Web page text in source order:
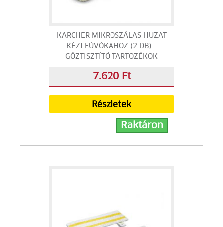
KÄRCHER MIKROSZÁLAS HUZAT
KÉZI FÚVÓKÁHOZ (2 DB) -
GŐZTISZTÍTÓ TARTOZÉKOK
7.620 Ft
Részletek
Raktáron